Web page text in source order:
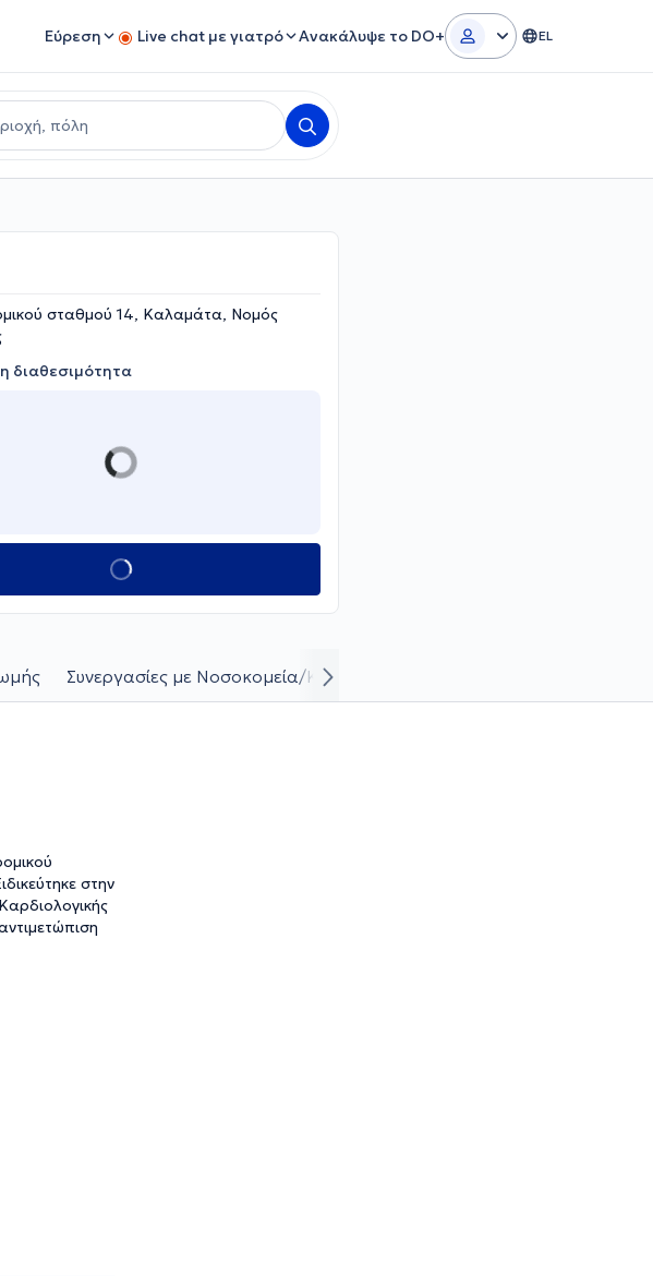
Εύρεση Live chat με γιατρό Ανακάλυψε το DO+ EL
σταθμού 14, Καλαμάτα, Νομός
διαθεσιμότητα
Συνεργασίες με Νοσοκομεία/Κλινικές
στην